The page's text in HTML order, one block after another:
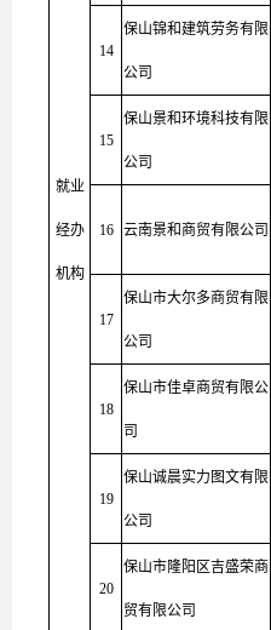
就业
经办
机构
14
保山锦和建筑劳务有限
公司
15
保山景和环境科技有限
公司
16 云南景和商贸有限公司
17
保山市大尔多商贸有限
公司
18
保山市佳卓商贸有限公
司
19
保山诚晨实力图文有限
公司
20
保山市隆阳区吉盛荣商
贸有限公司